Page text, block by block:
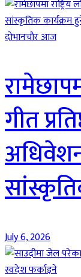
दाेभानचाैर आज
गीत
July 6, 2026